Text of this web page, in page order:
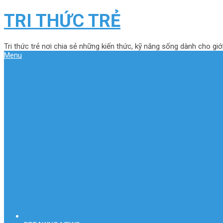
TRI THỨC TRẺ
Tri thức trẻ nơi chia sẻ những kiến thức, kỹ năng sống dành cho
Menu